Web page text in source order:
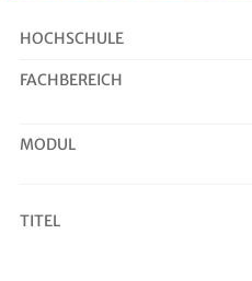
Höhere Mathematik II:
HOCHSCHULE
FACHBEREICH
MODUL
TITEL